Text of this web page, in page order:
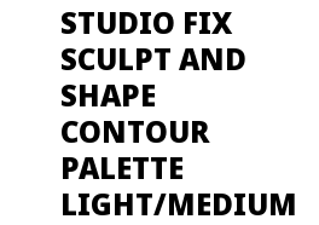
STUDIO FIX
SCULPT AND
SHAPE
CONTOUR
PALETTE
LIGHT/MEDIUM